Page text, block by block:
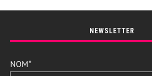
NEWSLETTER
NOM*